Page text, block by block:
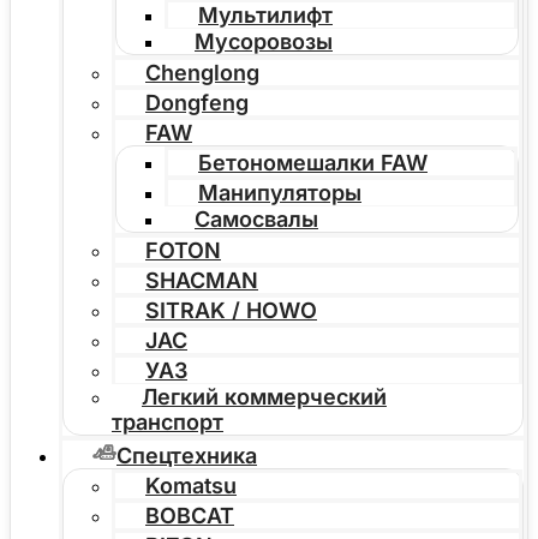
Мультилифт
Мусоровозы
Chenglong
Dongfeng
FAW
Бетономешалки FAW
Манипуляторы
Самосвалы
FOTON
SHACMAN
SITRAK / HOWO
JAC
УАЗ
Легкий коммерческий
транспорт
Спецтехника
Komatsu
BOBCAT